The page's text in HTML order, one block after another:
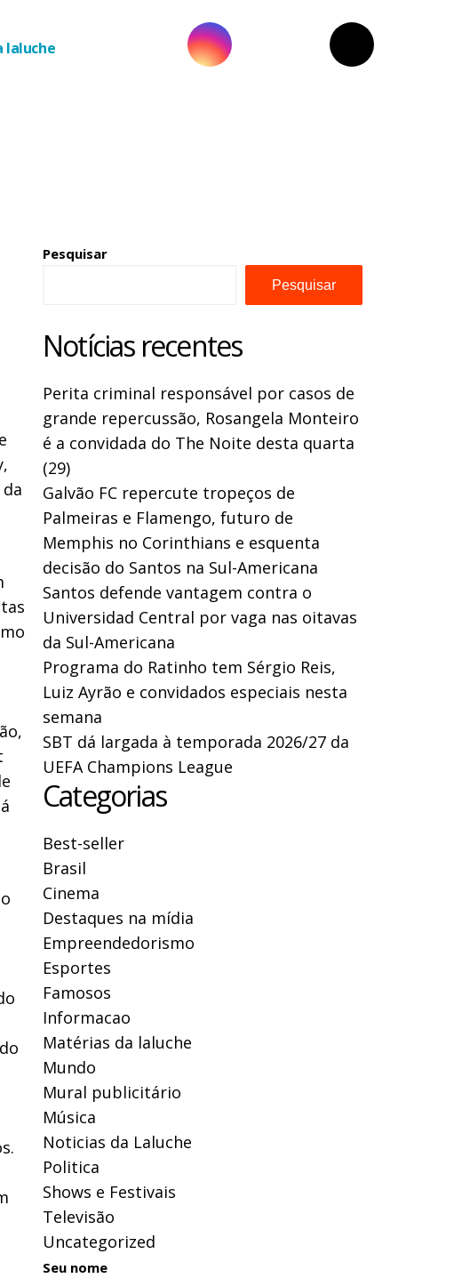
laluche
Pesquisar
Pesquisar
Notícias recentes
Perita criminal responsável por casos de
grande repercussão, Rosangela Monteiro
é a convidada do The Noite desta quarta
(29)
Galvão FC repercute tropeços de
Palmeiras e Flamengo, futuro de
Memphis no Corinthians e esquenta
decisão do Santos na Sul-Americana
Santos defende vantagem contra o
Universidad Central por vaga nas oitavas
da Sul-Americana
Programa do Ratinho tem Sérgio Reis,
Luiz Ayrão e convidados especiais nesta
semana
SBT dá largada à temporada 2026/27 da
UEFA Champions League
Categorias
Best-seller
Brasil
Cinema
Destaques na mídia
Empreendedorismo
Esportes
Famosos
Informacao
Matérias da laluche
Mundo
Mural publicitário
Música
Noticias da Laluche
Politica
Shows e Festivais
Televisão
Uncategorized
Seu nome